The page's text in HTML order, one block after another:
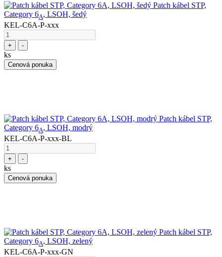
Patch kábel STP,
Category 6A, LSOH, šedý
KEL-C6A-P-xxx
+ -
ks
Cenová ponuka
Patch kábel STP,
Category 6A, LSOH, modrý
KEL-C6A-P-xxx-BL
+ -
ks
Cenová ponuka
Patch kábel STP,
Category 6A, LSOH, zelený
KEL-C6A-P-xxx-GN